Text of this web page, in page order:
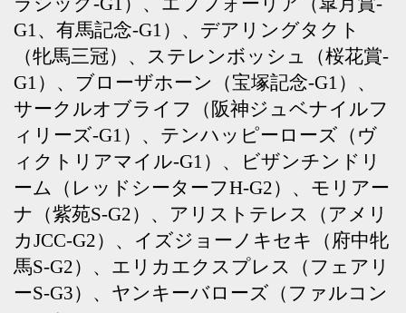
PageTop
Home
Back
クラブ紹介 入会案内 所属馬情報 お問合せ
著作権 個人情報保護方針 ファンド勧誘方針
アプリケーションプライバシーポリシー
PCサイト Copyright © CARROTCLUB